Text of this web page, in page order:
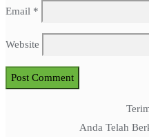
Email *
Website
Anda Telah